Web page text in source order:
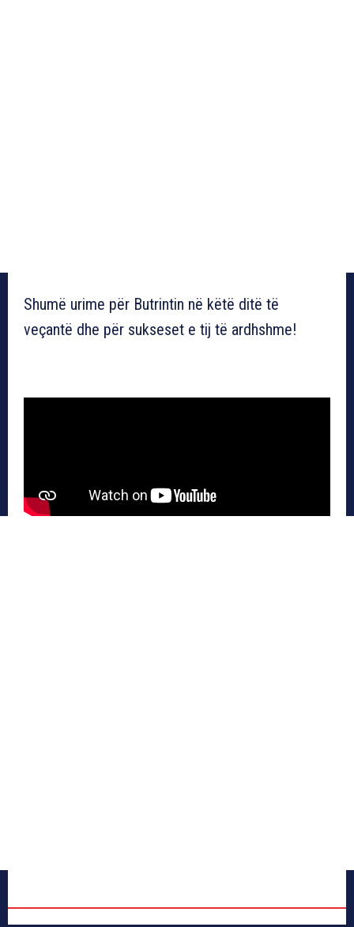
Shumë urime për Butrintin në këtë ditë të
veçantë dhe për sukseset e tij të ardhshme!